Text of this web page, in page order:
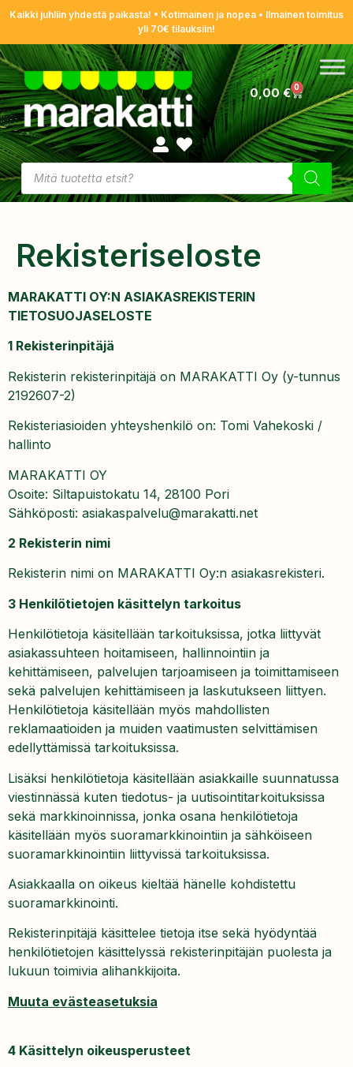
Kaikki juhliin yhdestä paikasta! • Kotimainen ja nopea • Ilmainen toimitus
yli 70€ tilauksiin!
0,00€ 0
Rekisteriseloste
MARAKATTI OY:N ASIAKASREKISTERIN
TIETOSUOJASELOSTE
1 Rekisterinpitäjä
Rekisterin rekisterinpitäjä on MARAKATTI Oy (y-tunnus
2192607-2)
Rekisteriasioiden yhteyshenkilö on: Tomi Vahekoski /
hallinto
MARAKATTI OY
Osoite: Siltapuistokatu 14, 28100 Pori
Sähköposti: asiakaspalvelu@marakatti.net
2 Rekisterin nimi
Rekisterin nimi on MARAKATTI Oy:n asiakasrekisteri.
3 Henkilötietojen käsittelyn tarkoitus
Henkilötietoja käsitellään tarkoituksissa, jotka liittyvät
asiakassuhteen hoitamiseen, hallinnointiin ja
kehittämiseen, palvelujen tarjoamiseen ja toimittamiseen
sekä palvelujen kehittämiseen ja laskutukseen liittyen.
Henkilötietoja käsitellään myös mahdollisten
reklamaatioiden ja muiden vaatimusten selvittämisen
edellyttämissä tarkoituksissa.
Lisäksi henkilötietoja käsitellään asiakkaille suunnatussa
viestinnässä kuten tiedotus- ja uutisointitarkoituksissa
sekä markkinoinnissa, jonka osana henkilötietoja
käsitellään myös suoramarkkinointiin ja sähköiseen
suoramarkkinointiin liittyvissä tarkoituksissa.
Asiakkaalla on oikeus kieltää hänelle kohdistettu
suoramarkkinointi.
Rekisterinpitäjä käsittelee tietoja itse sekä hyödyntää
henkilötietojen käsittelyssä rekisterinpitäjän puolesta ja
lukuun toimivia alihankkijoita.
Muuta evästeasetuksia
4 Käsittelyn oikeusperusteet